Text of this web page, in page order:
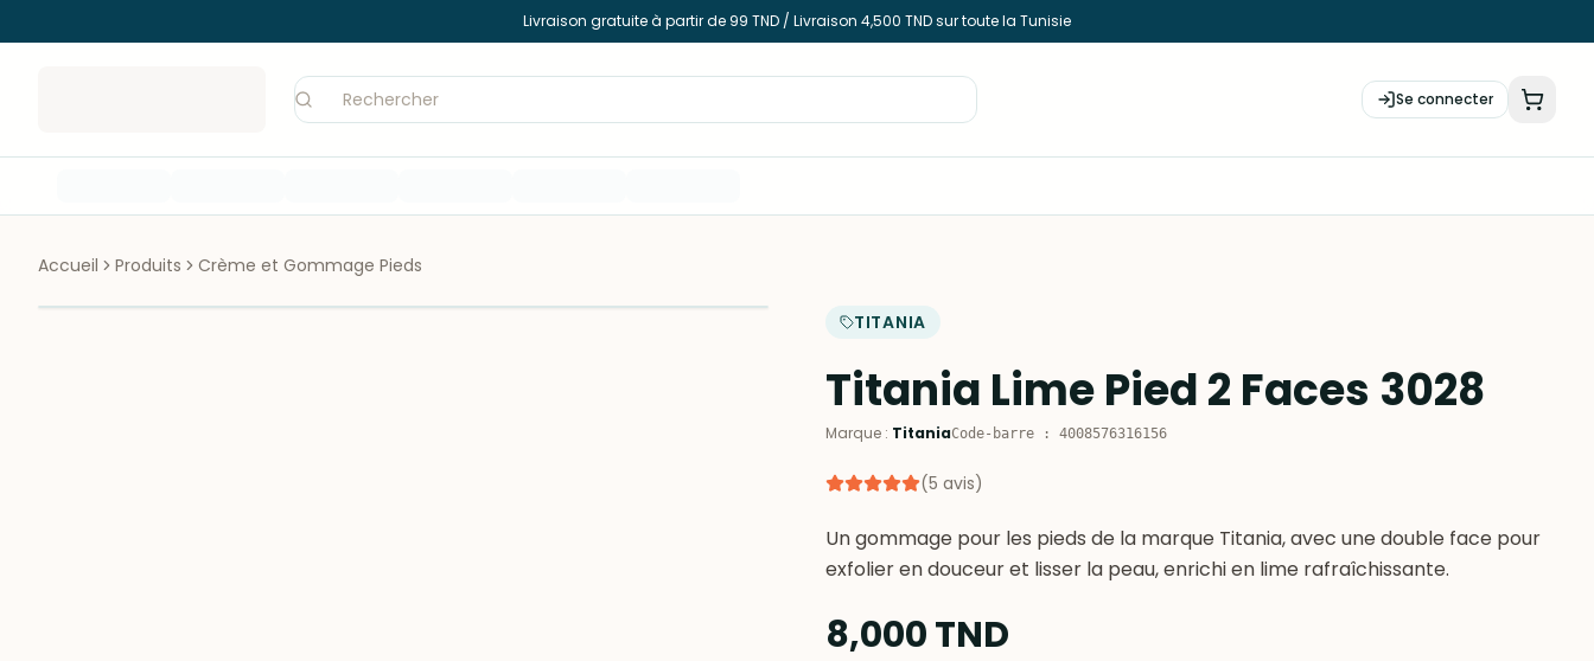
Livraison gratuite à partir de 99 TND / Livraison 4,500 TND sur toute la Tunisie
Se connecter
Accueil Produits Crème et Gommage Pieds
TITANIA
Titania Lime Pied 2 Faces 3028
Marque : TitaniaCode-barre : 4008576316156
(5 avis)
Un gommage pour les pieds de la marque Titania, avec une double face pour
exfolier en douceur et lisser la peau, enrichi en lime rafraîchissante.
8,000TND